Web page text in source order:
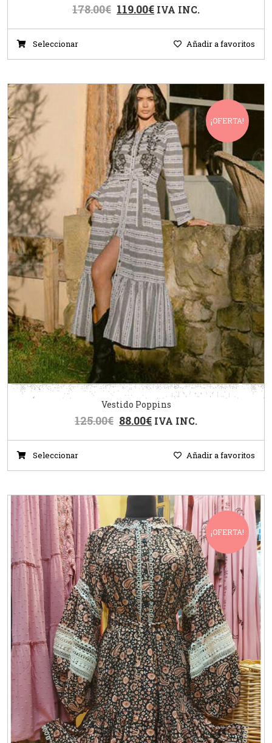
178.00€ 119.00€ IVA INC.
Seleccionar Añadir a favoritos
¡OFERTA!
Vestido Poppins
125.00€ 88.00€ IVA INC.
Seleccionar Añadir a favoritos
¡OFERTA!